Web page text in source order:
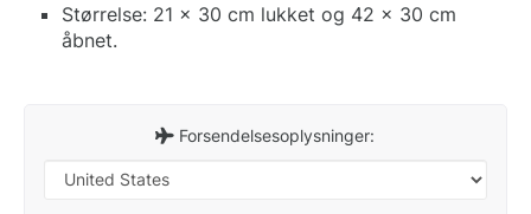
Størrelse: 21 x 30 cm lukket og 42 x 30 cm
åbnet.
Forsendelsesoplysninger: